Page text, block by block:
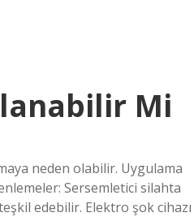
Mi
neden olabilir. Uygulama
Sersemletici silahta
edebilir. Elektro şok cihazı